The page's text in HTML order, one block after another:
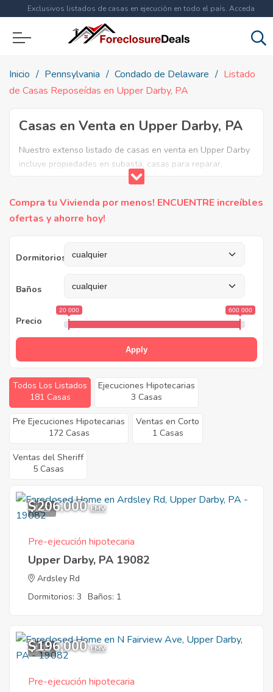
Exclusivos listados de casas en ejecución en todo el país. Acceda
ahora a
Inicio Pennsylvania Condado de Delaware
Listado
de Casas Reposeídas en Upper Darby, PA
Casas en Venta en Upper Darby, PA
Nuestro extenso listado de casas en venta en Upper Darby
incluye propiedades en subasta, casas para reparar,
apartamentos reposeidos por el banco, ejecuciones
lo que necesita y aproveche estas increibles ofertas en
Bienes Raíces en Upper Darby, Pennsylvania.
Compra tu Vivienda por menos! ENCUENTRE increíbles
ofertas y ahorre hoy!
Dormitorios
Baños
Precio
20 000 600 000
Apply
Todos Los Listados
181 Casas
Ejecuciones Hipotecarias
3 Casas
Pre Ejecuciones Hipotecarias
172 Casas
Ventas en Corto
1 Casas
Ventas del Sheriff
5 Casas
1
$206,000 EMV
Pre-ejecución hipotecaria
Upper Darby, PA 19082
Ardsley Rd
Dormitorios: 3 Baños: 1
1
$196,000 EMV
Pre-ejecución hipotecaria